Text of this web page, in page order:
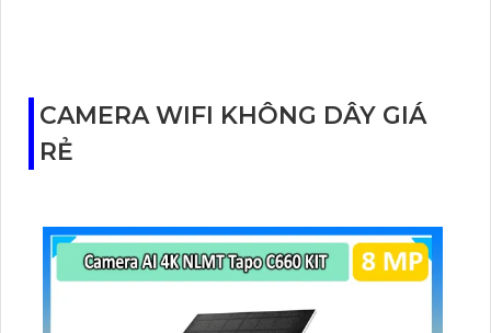
IP67, IK10 và tích hợp POE giá rẻ.
CAMERA WIFI KHÔNG DÂY GIÁ
RẺ